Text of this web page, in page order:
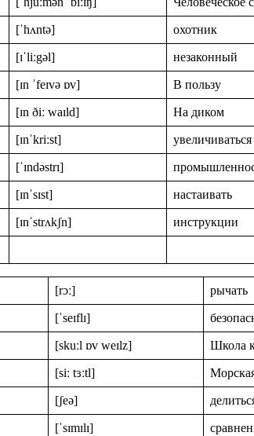
[ˈhʌntə] охотник
[ɪˈliːgəl] незаконный
[ɪn ˈfeɪvə ɒv] В пользу
[ɪn ðiː waɪld] На диком
[ɪnˈkriːst] увеличиваться
[ˈɪndəstrɪ]
[ɪnˈsɪst] настаивать
[ɪnˈstrʌkʃn] инструкции
[rɔː] рычать
[ˈseɪflɪ]
[skuːl ɒv weɪlz] Школа
[siː tɜːtl]
[ʃeə]
[ˈsɪmɪlɪ]